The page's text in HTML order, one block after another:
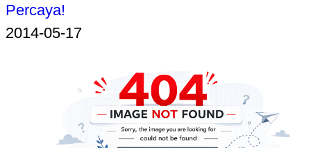
Percaya!
2014-05-17